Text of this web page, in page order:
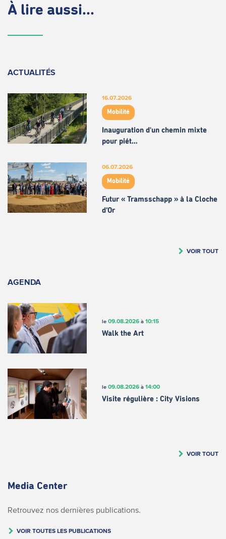
À lire aussi...
ACTUALITÉS
16.07.2026
Mobilité
Inauguration d'un chemin mixte
pour piét…
06.07.2026
Mobilité
Futur « Tramsschapp » à la Cloche
d’Or
VOIR TOUT
AGENDA
le 09.08.2026à 10:15
Walk the Art
le 09.08.2026à 14:00
Visite régulière : City Visions
VOIR TOUT
Media Center
Retrouvez nos dernières publications.
VOIR TOUTES LES PUBLICATIONS